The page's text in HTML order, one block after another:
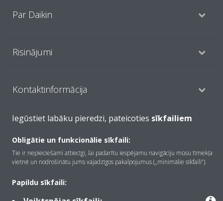
Par Daikin
Risinājumi
Kontaktinformācija
Produkti
Copyright © Daikin
Juridiskais paziņojums
Datu aizsardzības politika
Iegūstiet labāku pieredzi, pateicoties sīkfailiem
Obligātie un funkcionālie sīkfaili:
Tie ir nepieciešami attiecīgi, lai padarītu iespējamu navigāciju mūsu tīmekļa
vietnē un nodrošinātu jums vajadzīgos pakalpojumus („minimālie sīkfaili”).
Papildu sīkfaili: